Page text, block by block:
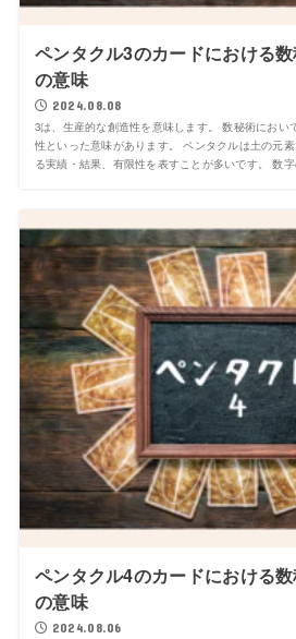
ペンタクル3のカードにおける
の意味
2024.08.08
3は、生産的な創造性を意味します。 数秘術におい
性といった意味があります。 ペンタクルは土の元
る実績・結果、有限性を表すことが多いです。 数
ペンタクル4のカードにおける
の意味
2024.08.06